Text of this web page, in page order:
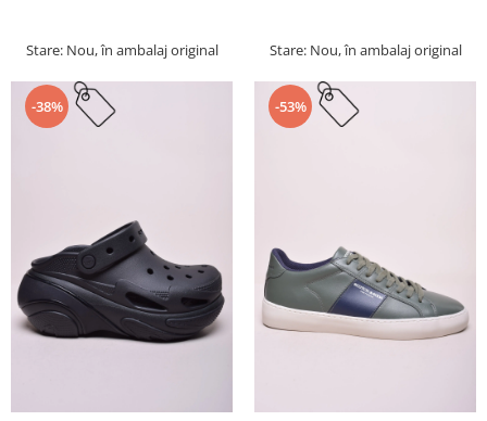
Stare: Nou, în ambalaj original Stare: Nou, în ambalaj original
-38% -53%